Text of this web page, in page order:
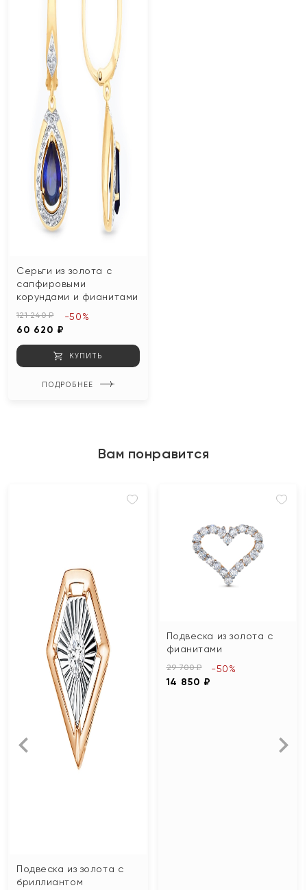
Серьги из золота с
сапфировыми
корундами и фианитами
121 240 ₽
60 620 ₽
-50%
КУПИТЬ
ПОДРОБНЕЕ
Вам понравится
Подвеска из золота с
бриллиантом
Подвеска из золота с
фианитами
29 700 ₽
14 850 ₽
-50%